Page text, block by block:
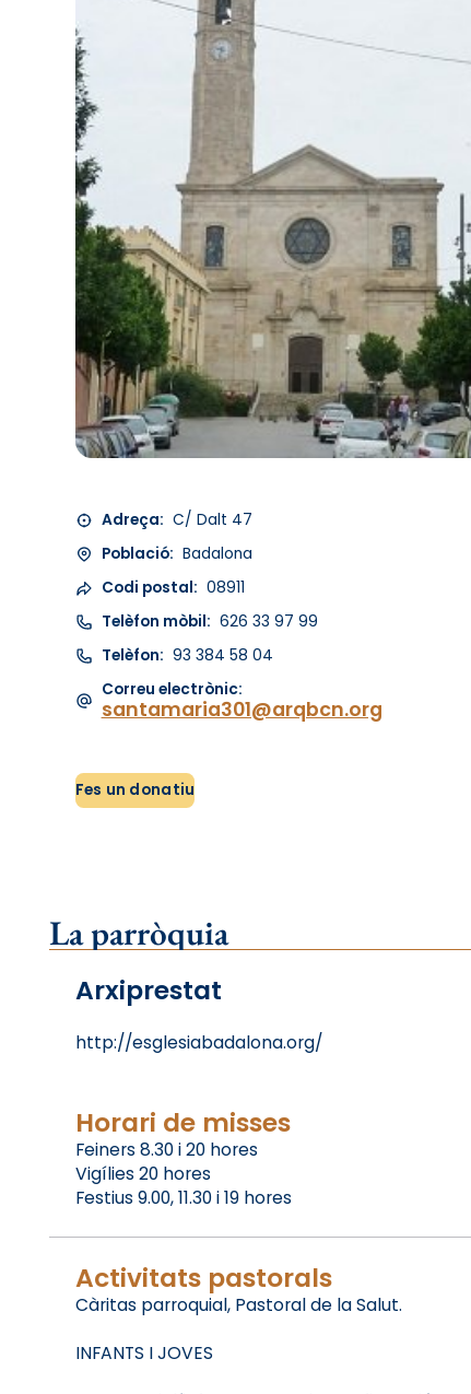
Adreça: C/ Dalt 47
Població: Badalona
Codi postal: 08911
Telèfon mòbil: 626 33 97 99
Telèfon: 93 384 58 04
Correu electrònic:
santamaria301@arqbcn.org
Fes un donatiu
La parròquia
Arxiprestat
http://esglesiabadalona.org/
Horari de misses
Feiners 8.30 i 20 hores
Vigílies 20 hores
Festius 9.00, 11.30 i 19 hores
Activitats pastorals
Càritas parroquial, Pastoral de la Salut.
INFANTS I JOVES